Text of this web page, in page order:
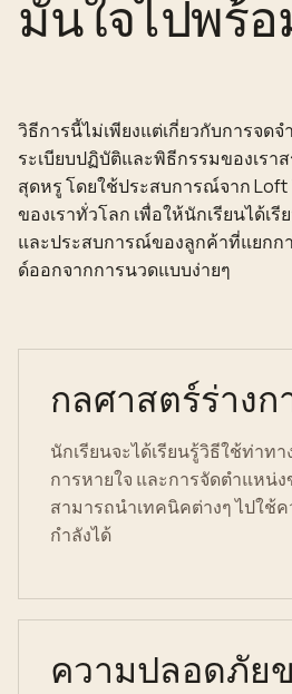
มั่นใจไปพร้
วิธีการนี้ไม่เพียงแต่เกี่ยวกับการจด
ระเบียบปฏิบัติและพิธีกรรมของเรา
สุดหรู โดยใช้ประสบการณ์จาก Loft
ของเราทั่วโลก เพื่อให้นักเรียนได้เ
และประสบการณ์ของลูกค้าที่แยกก
ด์ออกจากการนวดแบบง่ายๆ
กลศาสตร์ร่างก
นักเรียนจะได้เรียนรู้วิธีใช้ท่าท
การหายใจ และการจัดตำแหน่
สามารถนำเทคนิคต่างๆ ไปใช้
กำลังได้
ความปลอดภัย